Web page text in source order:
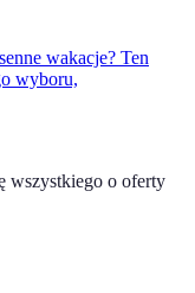
wakacje? Ten
wyboru,
wszystkiego o oferty